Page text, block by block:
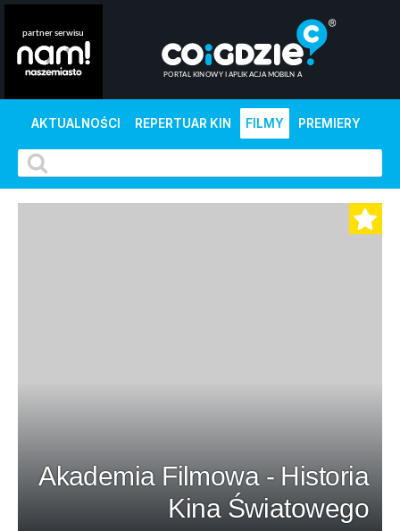
AKTUALNOŚCI REPERTUAR KIN FILMY PREMIERY
Akademia Filmowa - Historia
Kina Światowego